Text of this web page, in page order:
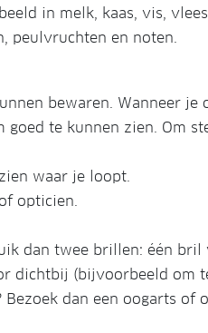
in melk, kaas, vis,
peulvruchten en noten.
bewaren. Wanneer je
te kunnen zien. Om
waar je loopt.
opticien.
dan twee brillen: één
dichtbij (bijvoorbeeld om
dan een oogarts of